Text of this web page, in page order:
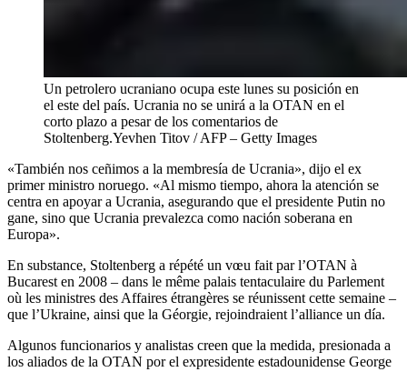
Un petrolero ucraniano ocupa este lunes su posición en
el este del país. Ucrania no se unirá a la OTAN en el
corto plazo a pesar de los comentarios de
Stoltenberg.Yevhen Titov / AFP – Getty Images
«También nos ceñimos a la membresía de Ucrania», dijo el ex
primer ministro noruego. «Al mismo tiempo, ahora la atención se
centra en apoyar a Ucrania, asegurando que el presidente Putin no
gane, sino que Ucrania prevalezca como nación soberana en
Europa».
En substance, Stoltenberg a répété un vœu fait par l’OTAN à
Bucarest en 2008 – dans le même palais tentaculaire du Parlement
où les ministres des Affaires étrangères se réunissent cette semaine –
que l’Ukraine, ainsi que la Géorgie, rejoindraient l’alliance un día.
Algunos funcionarios y analistas creen que la medida, presionada a
los aliados de la OTAN por el expresidente estadounidense George